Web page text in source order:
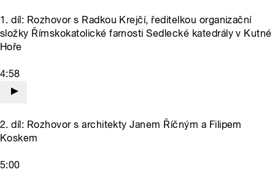
1. díl: Rozhovor s Radkou Krejčí, ředitelkou organizační
složky Římskokatolické farnosti Sedlecké katedrály v Kutné
Hoře
4:58
2. díl: Rozhovor s architekty Janem Říčným a Filipem
Koskem
5:00